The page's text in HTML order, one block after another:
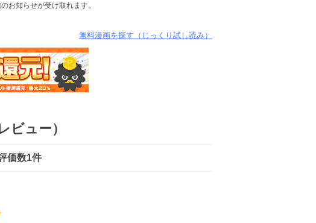
お知らせが受け取れます。
無料漫画を探す（じっくり試し読み）
ビュー）
価数1件